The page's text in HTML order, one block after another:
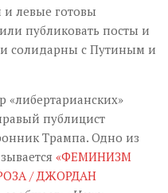
левые готовы
публиковать посты и
солидарны с Путиным и
«либертарианских»
публицист
Трампа. Одно из
«ФЕМИНИЗМ
/ ДЖОРДАН